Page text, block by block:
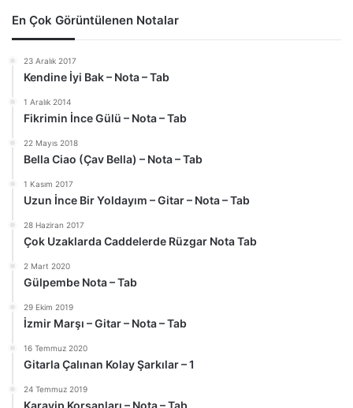
En Çok Görüntülenen Notalar
23 Aralık 2017
Kendine İyi Bak – Nota – Tab
1 Aralık 2014
Fikrimin İnce Gülü – Nota – Tab
22 Mayıs 2018
Bella Ciao (Çav Bella) – Nota – Tab
1 Kasım 2017
Uzun İnce Bir Yoldayım – Gitar – Nota – Tab
28 Haziran 2017
Çok Uzaklarda Caddelerde Rüzgar Nota Tab
2 Mart 2020
Gülpembe Nota – Tab
29 Ekim 2019
İzmir Marşı – Gitar – Nota – Tab
16 Temmuz 2020
Gitarla Çalınan Kolay Şarkılar – 1
24 Temmuz 2019